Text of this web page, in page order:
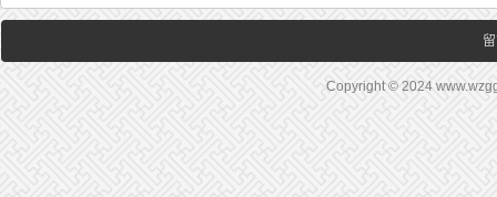
Copyright © 2024